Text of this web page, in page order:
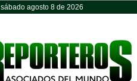
sábado agosto 8 de 2026
Opinión Política